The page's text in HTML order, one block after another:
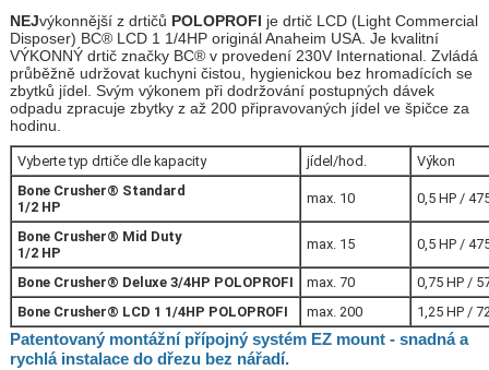
NEJvýkonnější z drtičů POLOPROFI je drtič LCD (Light Commercial
Disposer) BC® LCD 1 1/4HP originál Anaheim USA. Je kvalitní
VÝKONNÝ drtič značky BC® v provedení 230V International. Zvládá
průběžně udržovat kuchyni čistou, hygienickou bez hromadících se
zbytků jídel. Svým výkonem při dodržování postupných dávek
odpadu zpracuje zbytky z až 200 připravovaných jídel ve špičce za
hodinu.
Vyberte typ drtiče dle kapacity jídel/hod.
Výkon
Bone Crusher® Standard
1/2 HP
max. 10 0,5 HP /
Bone Crusher® Mid Duty
1/2 HP
max. 15 0,5 HP /
Bone Crusher® Deluxe 3/4HP POLOPROFI max. 70
0,75 HP /
Bone Crusher® LCD 1 1/4HP POLOPROFI
max. 200 1,25 HP /
Patentovaný montážní přípojný systém EZ mount - snadná a
rychlá instalace do dřezu bez nářadí.